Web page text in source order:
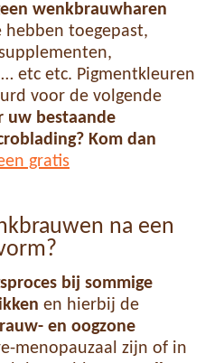
wenkbrauwharen
hebben toegepast,
etc etc. Pigmentkleuren
voor de volgende
uw bestaande
Kom dan
gratis
na een
bij sommige
en hierbij de
en oogzone
menopauzaal zijn of in